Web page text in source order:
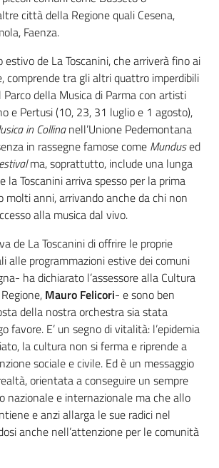
città della Regione quali Cesena,
Faenza.
de La Toscanini, che arriverà fino ai
comprende tra gli altri quattro imperdibili
della Musica di Parma con artisti
e Pertusi (10, 23, 31 luglio e 1 agosto),
in Collinanell’Unione Pedemontana
in rassegne famose come Mundused
ma, soprattutto, include una lunga
la Toscanini arriva spesso per la prima
molti anni, arrivando anche da chi non
alla musica dal vivo.
de La Toscanini di offrire le proprie
alle programmazioni estive dei comuni
ha dichiarato l’assessore alla Cultura
Mauro Felicori- e sono ben
della nostra orchestra sia stata
favore. E’ un segno di vitalità: l’epidemia
la cultura non si ferma e riprende a
sociale e civile. Ed è un messaggio
orientata a conseguire un sempre
nazionale e internazionale ma che allo
e anzi allarga le sue radici nel
anche nell’attenzione per le comunità